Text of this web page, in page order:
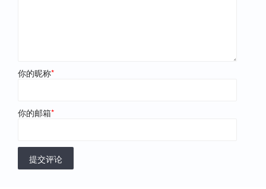
你的昵称*
你的邮箱*
提交评论